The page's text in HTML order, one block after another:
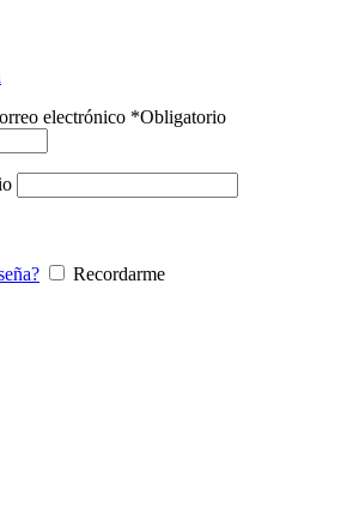
electrónico *Obligatorio
Recordarme